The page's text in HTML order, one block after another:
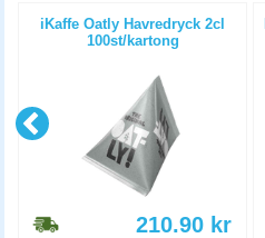
iKaffe Oatly Havredryck 2cl
100st/kartong
210.90 kr